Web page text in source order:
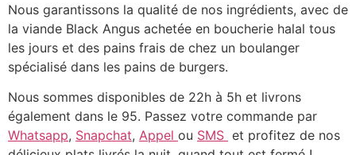
Nous garantissons la qualité de nos ingrédients, avec de
la viande Black Angus achetée en boucherie halal tous
les jours et des pains frais de chez un boulanger
spécialisé dans les pains de burgers.
Nous sommes disponibles de 22h à 5h et livrons
également dans le 95. Passez votre commande par
Whatsapp, Snapchat, Appel ou SMS et profitez de nos